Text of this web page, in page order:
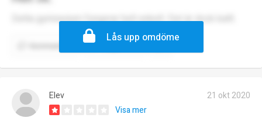
Detta gymnasium fungerar helt enkelt. Det är dock kallt.
Lås upp omdöme
Elev
21 okt 2020
Visa mer